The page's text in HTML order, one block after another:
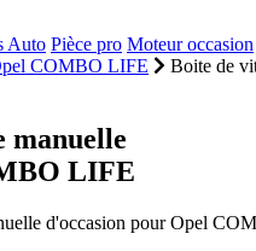
Auto Pièce pro Moteur occasion
COMBO LIFE
Boite de
manuelle
LIFE
d'occasion pour Opel